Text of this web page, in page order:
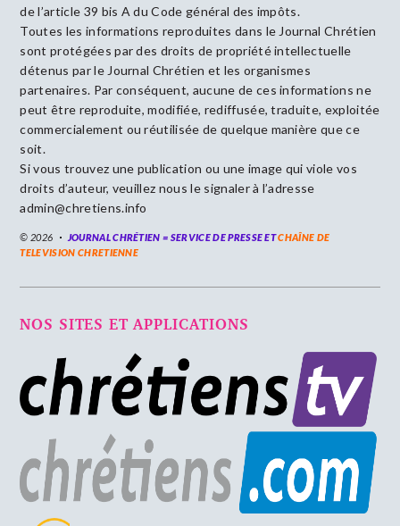
de l’article 39 bis A du Code général des impôts.
Toutes les informations reproduites dans le Journal Chrétien
sont protégées par des droits de propriété intellectuelle
détenus par le Journal Chrétien et les organismes
partenaires. Par conséquent, aucune de ces informations ne
peut être reproduite, modifiée, rediffusée, traduite, exploitée
commercialement ou réutilisée de quelque manière que ce
soit.
Si vous trouvez une publication ou une image qui viole vos
droits d’auteur, veuillez nous le signaler à l’adresse
admin@chretiens.info
© 2026 JOURNAL CHRÉTIEN = SERVICE DE PRESSE ETCHAÎNE DE
TELEVISION CHRETIENNE
NOS SITES ET APPLICATIONS